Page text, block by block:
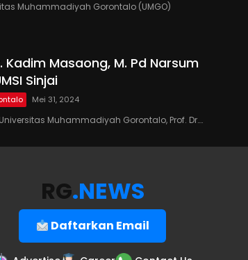
Muhammadiyah Gorontalo (UMGO)
Kadim Masaong, M. Pd Narsum
Sinjai
Mei 31, 2024
Universitas Muhammadiyah Gorontalo, Prof. Dr….
RG.NEWS
Daftarkan Email